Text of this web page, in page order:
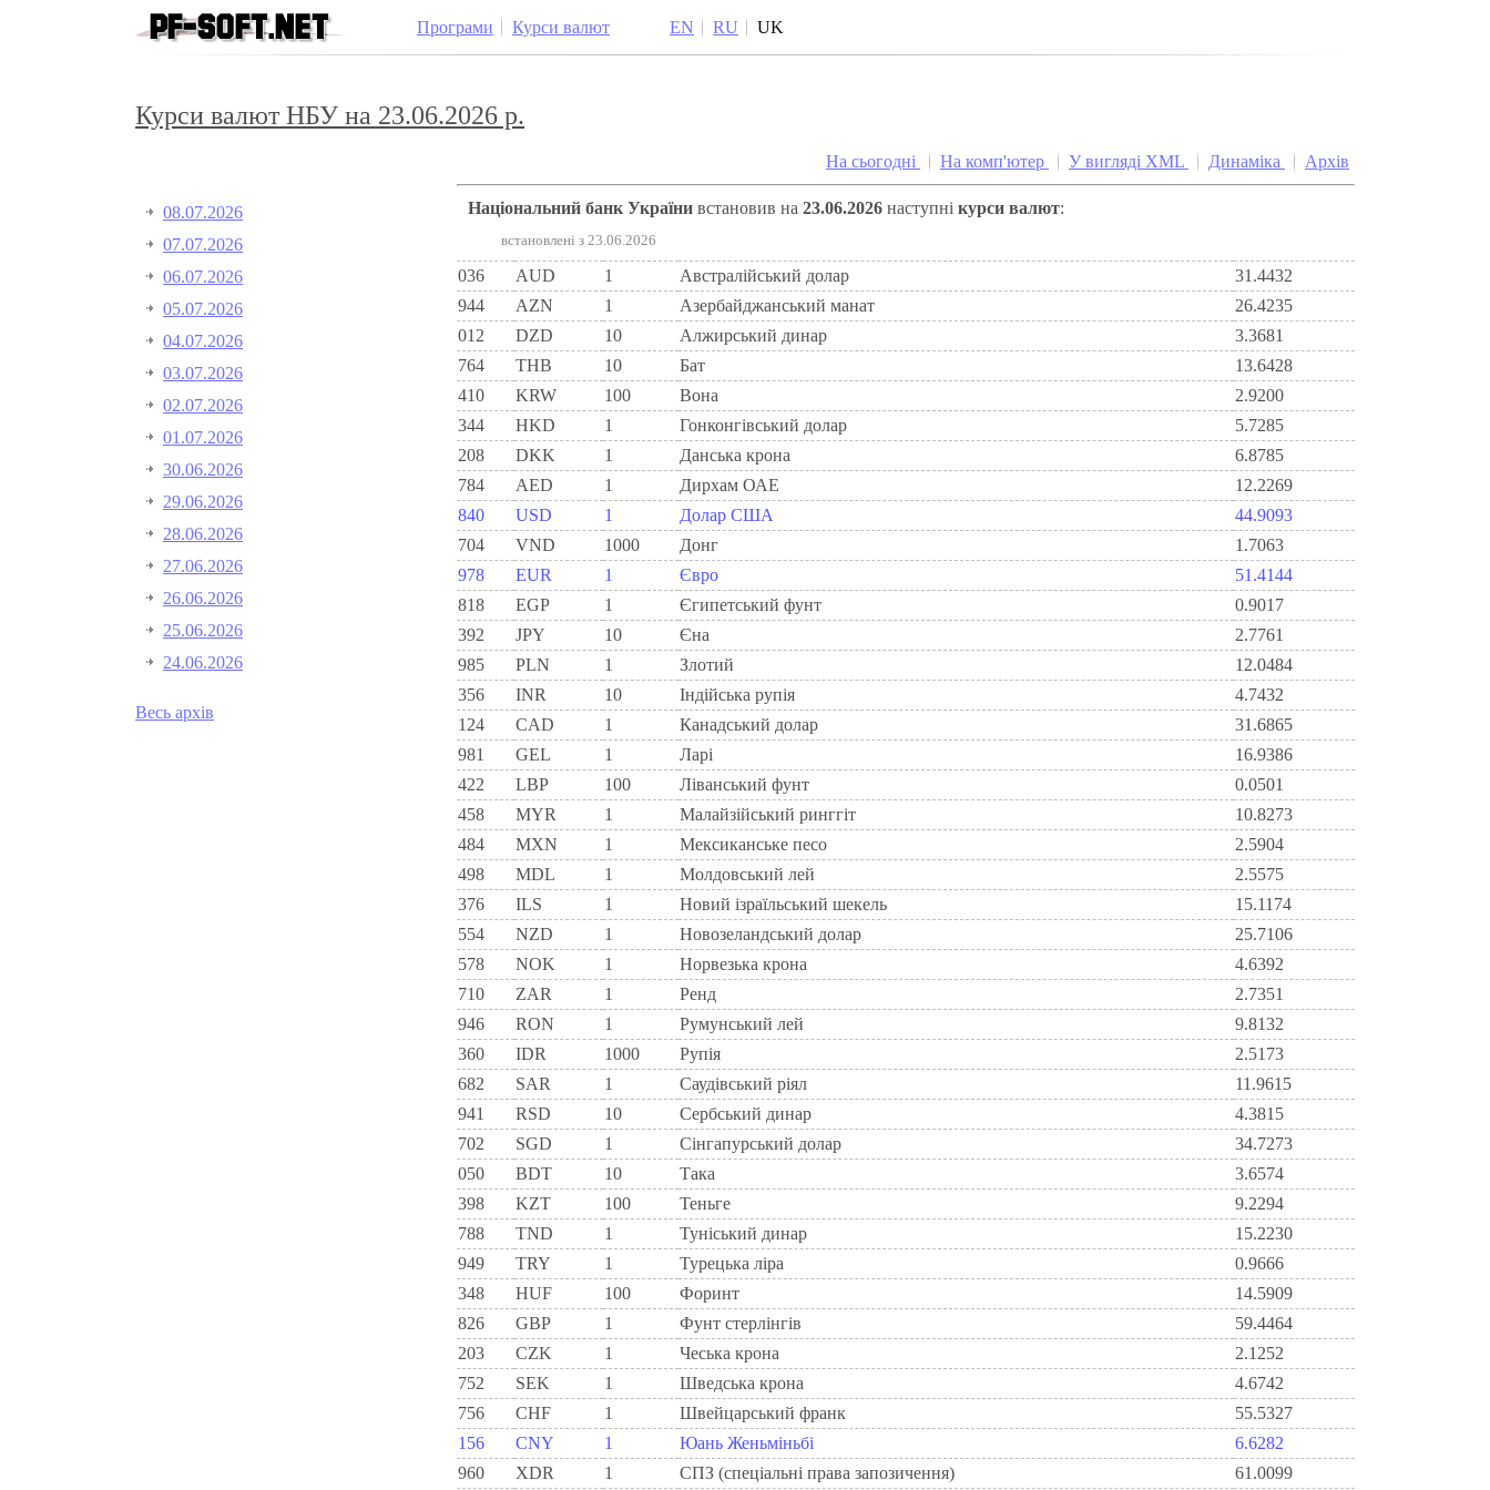
Програми Курси валют EN RU UK
Курси валют НБУ на 23.06.2026 р.
08.07.2026
07.07.2026
06.07.2026
05.07.2026
04.07.2026
03.07.2026
02.07.2026
01.07.2026
30.06.2026
29.06.2026
28.06.2026
27.06.2026
26.06.2026
25.06.2026
24.06.2026
Весь архів
На сьогодні На комп'ютер У вигляді XML Динаміка Архів
Національний банк України встановив на 23.06.2026 наступні курси валют:
встановлені з 23.06.2026
036 AUD 1 Австралійський долар
31.4432
944
AZN 1 Азербайджанський манат
26.4235
012
DZD 10 Алжирський динар
3.3681
764
THB 10 Бат
13.6428
410
KRW 100 Вона
2.9200
344
HKD 1 Гонконгівський долар
5.7285
208
DKK 1 Данська крона
6.8785
784
AED 1 Дирхам ОАЕ
12.2269
840
USD 1 Долар США
44.9093
704
VND 1000 Донг
1.7063
978
EUR 1 Євро
51.4144
818
EGP 1 Єгипетський фунт
0.9017
392
JPY 10 Єна
2.7761
985
PLN 1 Злотий
12.0484
356
INR 10 Індійська рупія
4.7432
124
CAD 1 Канадський долар
31.6865
981
GEL 1 Ларi
16.9386
422
LBP 100 Ліванський фунт
0.0501
458
MYR 1 Малайзійський ринггіт
10.8273
484
MXN 1 Мексиканське песо
2.5904
498
MDL 1 Молдовський лей
2.5575
376
ILS 1 Новий ізраїльський шекель
15.1174
554
NZD 1 Новозеландський долар
25.7106
578
NOK 1 Норвезька крона
4.6392
710
ZAR 1 Ренд
2.7351
946
RON 1 Румунський лей
9.8132
360
IDR 1000 Рупія
2.5173
682
SAR 1 Саудівський ріял
11.9615
941
RSD 10 Сербський динар
4.3815
702
SGD 1 Сінгапурський долар
34.7273
050
BDT 10 Така
3.6574
398
KZT 100 Теньге
9.2294
788
TND 1 Туніський динар
15.2230
949
TRY 1 Турецька ліра
0.9666
348
HUF 100 Форинт
14.5909
826
GBP 1 Фунт стерлінгів
59.4464
203
CZK 1 Чеська крона
2.1252
752
SEK 1 Шведська крона
4.6742
756
CHF 1 Швейцарський франк
55.5327
156
CNY 1 Юань Женьміньбі
6.6282
960
XDR 1 СПЗ (спеціальні права запозичення) 61.0099